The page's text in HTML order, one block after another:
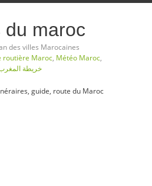
du maroc
des villes Marocaines
routière Maroc, Météo Maroc,
خريطة
guide, route du Maroc